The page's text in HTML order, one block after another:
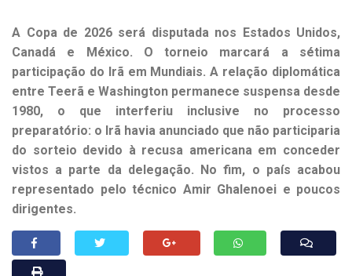
A Copa de 2026 será disputada nos Estados Unidos,
Canadá e México. O torneio marcará a sétima
participação do Irã em Mundiais. A relação diplomática
entre Teerã e Washington permanece suspensa desde
1980, o que interferiu inclusive no processo
preparatório: o Irã havia anunciado que não participaria
do sorteio devido à recusa americana em conceder
vistos a parte da delegação. No fim, o país acabou
representado pelo técnico Amir Ghalenoei e poucos
dirigentes.